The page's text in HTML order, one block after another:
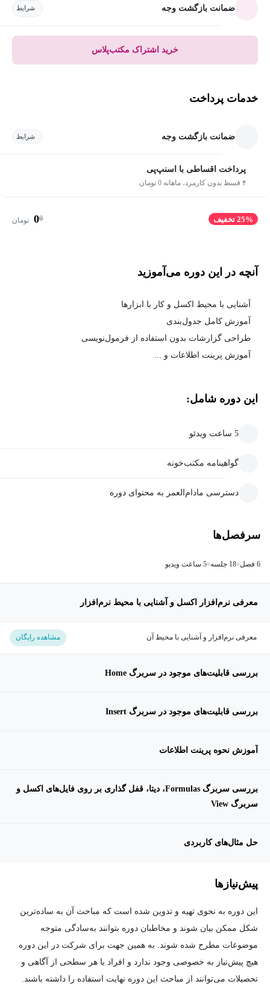
ضمانت بازگشت وجه شرایط
خرید اشتراک مکتب‌پلاس
خدمات پرداخت
ضمانت بازگشت وجه شرایط
پرداخت اقساطی با اسنپ‌پی
۴ قسط بدون کارمزد، ماهانه 0 تومان
25% تخفیف 0
0 تومان
آنچه در این دوره می‌آموزید
آشنایی با محیط اکسل و کار با ابزارها
آموزش کامل جدول‌بندی
طراحی گزارشات بدون استفاده از فرمول‌نویسی
آموزش پرینت اطلاعات و ...
این دوره شامل:
5 ساعت ویدئو
گواهینامه مکتب‌خونه
دسترسی مادام‌العمر به محتوای دوره
سرفصل‌ها
6 فصل 18 جلسه 5 ساعت ویدیو
معرفی نرم‌افزار اکسل و آشنایی با محیط نرم‌افزار
معرفی نرم‌افزار و آشنایی با محیط آن مشاهده رایگان
بررسی قابلیت‌های موجود در سربرگ Home
بررسی قابلیت‌های موجود در سربرگ Insert
آموزش نحوه پرینت اطلاعات
بررسی سربرگ Formulas، دیتا، قفل گذاری بر روی فایل‌های اکسل و
سربرگ View
حل مثال‌های کاربردی
پیش‌نیاز‌ها
این دوره به نحوی تهیه و تدوین شده است که مباحث آن به ساده‌ترین
شکل ممکن بیان شوند و مخاطبان دوره بتوانند به‌سادگی متوجه
موضوعات مطرح شده شوند. به همین جهت برای شرکت در این دوره
هیچ پیش‌نیاز به خصوصی وجود ندارد و افراد با هر سطحی از آگاهی و
تحصیلات می‌توانند از مباحث این دوره نهایت استفاده را داشته باشند.